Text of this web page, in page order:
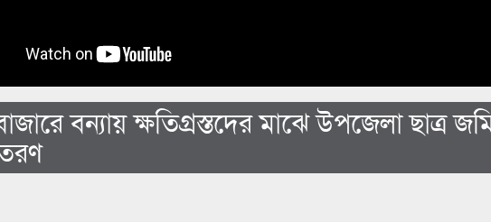
বন্যায় ক্ষতিগ্রস্তদের মাঝে উপজেলা ছাত্র